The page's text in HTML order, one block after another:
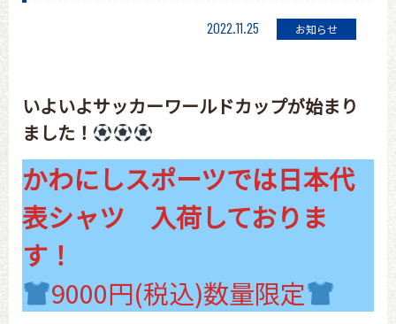
2022.11.25 お知らせ
いよいよサッカーワールドカップが始まり
ました！
かわにしスポーツでは日本代
表シャツ 入荷しておりま
す！
9000円(税込)数量限定